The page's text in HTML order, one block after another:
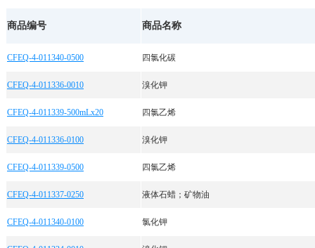
商品编号 商品名称
CFEQ-4-011340-0500 四氯化碳
CFEQ-4-011336-0010 溴化钾
CFEQ-4-011339-500mLx20 四氯乙烯
CFEQ-4-011336-0100 溴化钾
CFEQ-4-011339-0500 四氯乙烯
CFEQ-4-011337-0250 液体石蜡；矿物油
CFEQ-4-011340-0100 氯化钾